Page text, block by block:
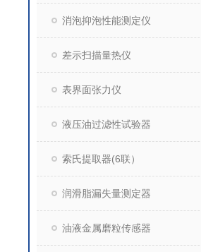
消泡抑泡性能测定仪
差示扫描量热仪
表界面张力仪
液压油过滤性试验器
索氏提取器(6联）
润滑脂漏失量测定器
油液金属磨粒传感器